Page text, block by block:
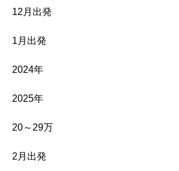
12月出発
1月出発
2024年
2025年
20～29万
2月出発